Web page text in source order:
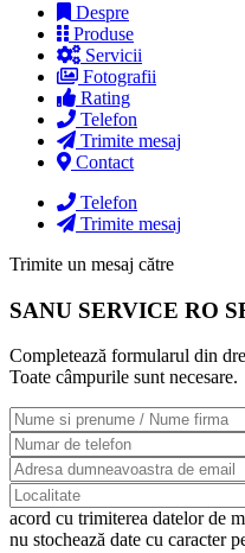
Despre
Produse
Servicii
Fotografii
Rating
Telefon
Trimite mesaj
Contact
Telefon
Trimite mesaj
Trimite un mesaj către
SANU SERVICE RO
Completează formularul din
Toate câmpurile sunt necesare.
acord cu trimiterea datelor de
nu stochează date cu caracter